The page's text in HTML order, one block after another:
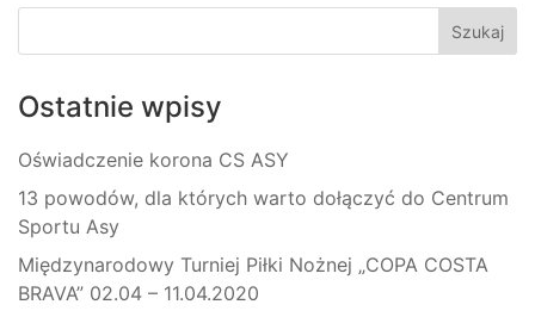
Ostatnie wpisy
Oświadczenie korona CS ASY
13 powodów, dla których warto dołączyć do Centrum
Sportu Asy
Międzynarodowy Turniej Piłki Nożnej „COPA COSTA
BRAVA” 02.04 – 11.04.2020